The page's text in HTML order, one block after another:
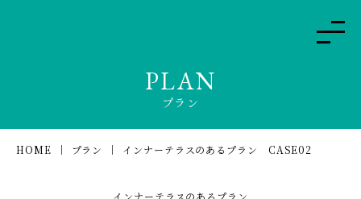
PLAN
プラン
HOME プラン インナーテラスのあるプラン CASE02
インナーテラスのあるプラン